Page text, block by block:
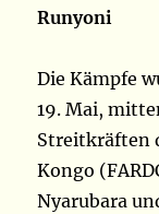
Runyoni
Die Kämpfe
19. Mai,
Streitkräften
Kongo
Nyarubara